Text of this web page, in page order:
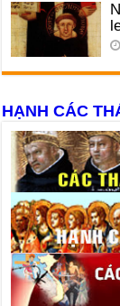
HẠNH CÁC